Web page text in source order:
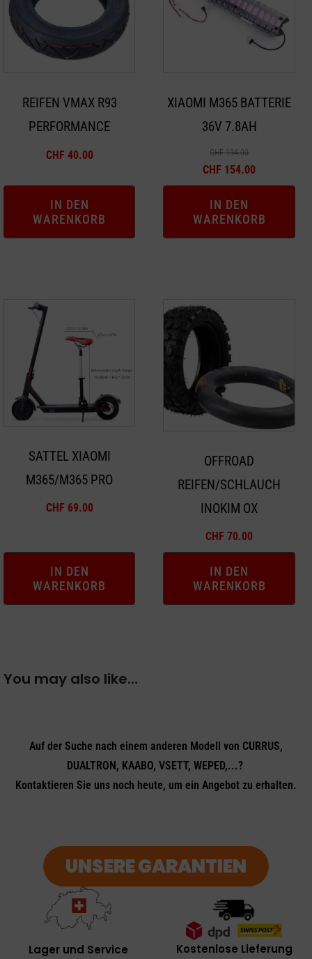
REIFEN VMAX R93
PERFORMANCE
CHF 40.00
IN DEN
WARENKORB
XIAOMI M365 BATTERIE
36V 7.8AH
CHF194.00
Ursprünglicher
Preis
war:
CHF 194.00
CHF 154.00Aktueller
Preis
CHF 154.00.
IN DEN
WARENKORB
SATTEL XIAOMI
M365/M365 PRO
CHF 69.00
IN DEN
WARENKORB
OFFROAD
REIFEN/SCHLAUCH
INOKIM OX
CHF 70.00
IN DEN
WARENKORB
You may also like…
Auf der Suche nach einem anderen Modell von CURRUS,
DUALTRON, KAABO, VSETT, WEPED,...?
Kontaktieren Sie uns noch heute, um ein Angebot zu erhalten.
UNSERE GARANTIEN
Lager und Service
Kostenlose Lieferung